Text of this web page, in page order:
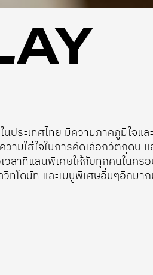
ประเทศไทย มีความภาคภูมิใจแล
ามใส่ใจในการคัดเลือกวัตถุดิบ แ
ลาที่แสนพิเศษให้กับทุกคนในคร
วีทโดนัท และเมนูพิเศษอื่นๆอีกมา